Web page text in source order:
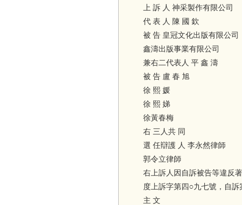
上 訴 人 神采製作有限公司
代 表 人 陳 國 欽
被 告 皇冠文化出版有限公司
鑫濤出版事業有限公司
兼右二代表人 平 鑫 濤
被 告 盧 春 旭
徐 熙 媛
徐 熙 娣
徐黃春梅
右 三人共 同
選 任辯護 人 李永然律師
郭令立律師
右上訴人因自訴被告等違反
度上訴字第四○九七號，自
主 文